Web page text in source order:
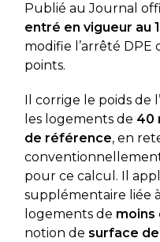
Publié au Journal
entré en vigueur au
modifie l’arrêté DPE
points.
Il corrige le poids de
les logements de 40
de référence, en
pour ce calcul. Il
supplémentaire liée
logements de moins
notion de surface